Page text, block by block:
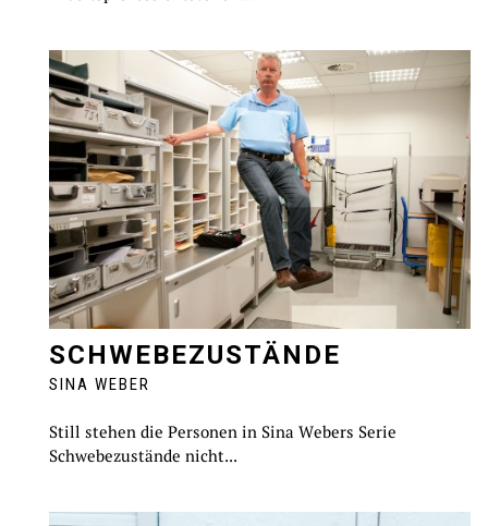
SCHWEBEZUSTÄNDE
SINA WEBER
Still stehen die Personen in Sina Webers Serie
Schwebezustände nicht...